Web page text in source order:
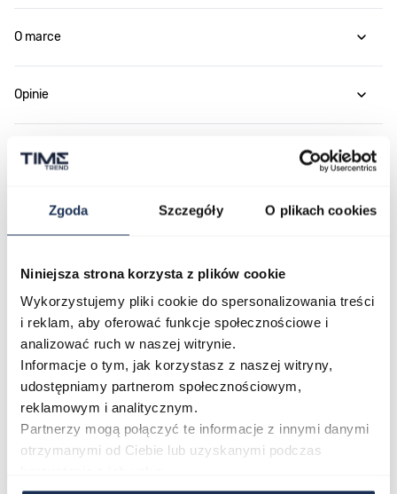
Zgoda Szczegóły O plikach cookies
Niniejsza strona korzysta z plików cookie
Wykorzystujemy pliki cookie do spersonalizowania treści
i reklam, aby oferować funkcje społecznościowe i
analizować ruch w naszej witrynie.
Informacje o tym, jak korzystasz z naszej witryny,
udostępniamy partnerom społecznościowym,
reklamowym i analitycznym.
Partnerzy mogą połączyć te informacje z innymi danymi
otrzymanymi od Ciebie lub uzyskanymi podczas
O marce
Opinie
Zapytaj o produkt
Płatność i dostawa
Najczęściej kupowane
Poruszanie się po elementach karuzeli jest możliwe za pomocą
Naciśnij, aby pominąć karuzelę
Naciśnij, aby przejść do nawigacji karuzeli